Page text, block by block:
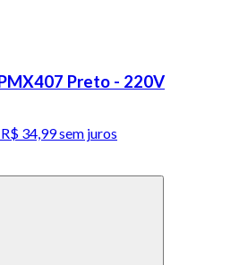
Preto - 220V
34,99 sem juros